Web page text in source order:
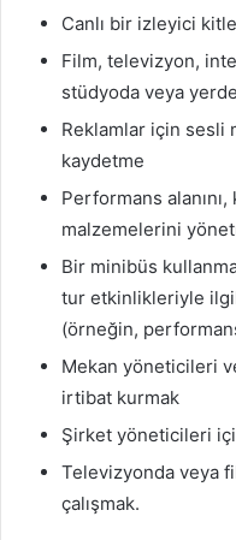
Canlı bir izleyici
Film, televizyon,
stüdyoda veya
Reklamlar için sesli
kaydetme
Performans
malzemelerini
Bir minibüs
tur etkinlikleriyle
(örneğin,
Mekan yöneticileri
irtibat kurmak
Şirket yöneticileri
Televizyonda veya
çalışmak.